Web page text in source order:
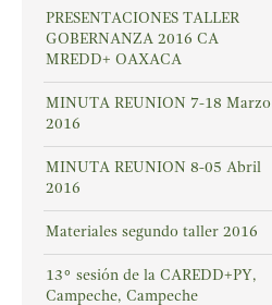
PRESENTACIONES TALLER
GOBERNANZA 2016 CA
MREDD+ OAXACA
MINUTA REUNION 7-18 Marzo
2016
MINUTA REUNION 8-05 Abril
2016
Materiales segundo taller 2016
13° sesión de la CAREDD+PY,
Campeche, Campeche